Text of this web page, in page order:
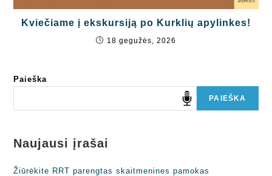
Kviečiame į ekskursiją po Kurklių apylinkes!
18 gegužės, 2026
Paieška
PAIEŠKA
Naujausi įrašai
Žiūrėkite RRT parengtas skaitmenines pamokas